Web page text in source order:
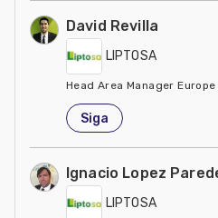
David Revilla
LIPTOSA
Head Area Manager Europe
Espanha
Siga
Ignacio Lopez
LIPTOSA